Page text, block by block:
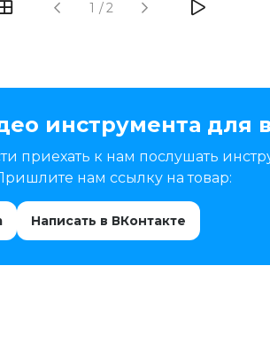
1 /2
инструмента для
приехать к нам послушать
нам ссылку на товар:
Написать в ВКонтакте